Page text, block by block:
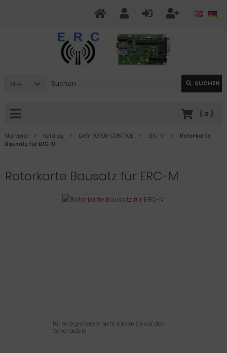
Alle SUCHEN
( 0 )
Startseite Katalog EASY-ROTOR-CONTROL ERC-M
Rotorkarte
Bausatz für ERC-M
Rotorkarte Bausatz für ERC-M
Für eine größere Ansicht klicken Sie auf das
Vorschaubild